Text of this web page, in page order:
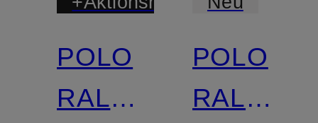
POLO
RALPH
POLO
RALPH